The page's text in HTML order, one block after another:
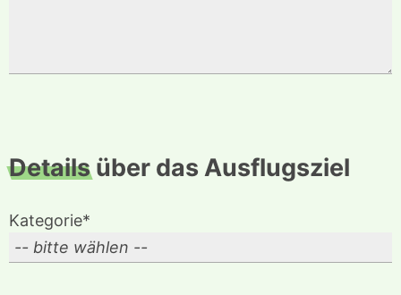
Detailsüber das Ausflugsziel
Kategorie*